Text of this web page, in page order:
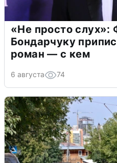
«Не просто слух»:
Бондарчуку
роман — с кем
6 августа 74